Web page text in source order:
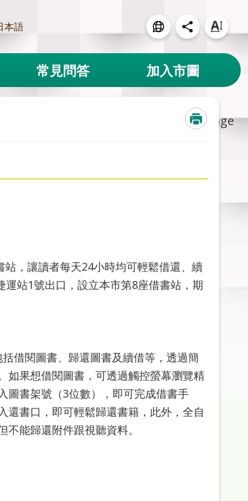
本語
Select Language
常見問答 加入市圖
，讓讀者每天24小時均可輕鬆借還、續
站1號出口，設立本市第8座借書站，期
借閱圖書、歸還圖書及續借等，透過簡
如果想借閱圖書，可透過觸控螢幕瀏覽精
圖書架號（3位數），即可完成借書手
還書口，即可輕鬆歸還書籍，此外，全自
能歸還附件跟視聽資料。